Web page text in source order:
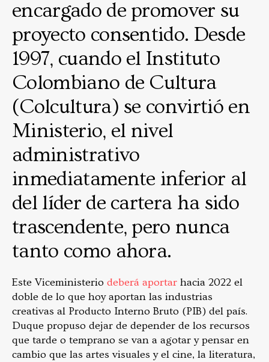
encargado de promover su
proyecto consentido. Desde
1997, cuando el Instituto
Colombiano de Cultura
(Colcultura) se convirtió en
Ministerio, el nivel
administrativo
inmediatamente inferior al
del líder de cartera ha sido
trascendente, pero nunca
tanto como ahora.
Este Viceministerio deberá aportar hacia 2022 el
doble de lo que hoy aportan las industrias
creativas al Producto Interno Bruto (PIB) del país.
Duque propuso dejar de depender de los recursos
que tarde o temprano se van a agotar y pensar en
cambio que las artes visuales y el cine, la literatura,